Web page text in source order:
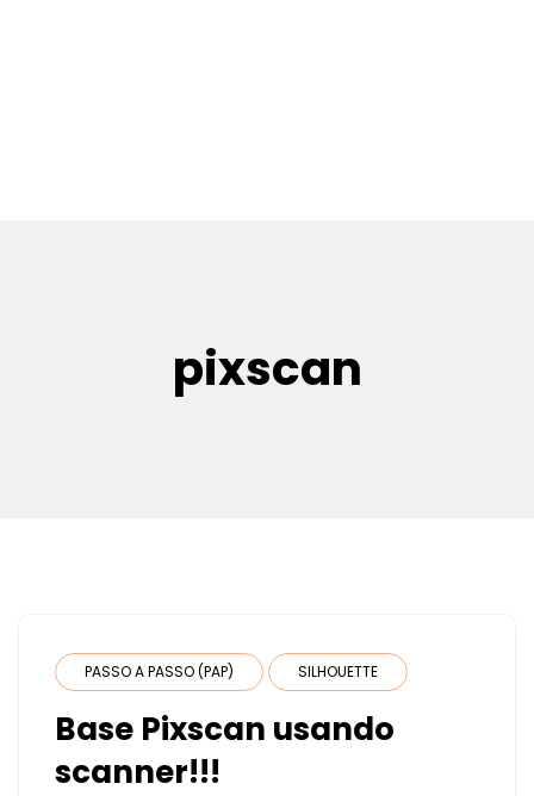
pixscan
PASSO A PASSO (PAP) SILHOUETTE
Base Pixscan usando
scanner!!!